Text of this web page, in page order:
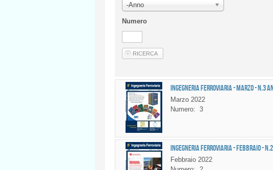
-Anno
Numero
Ingegneria Ferroviaria - MARZO - n.3
Marzo 2022
Numero: 3
Ingegneria Ferroviaria - FEBBRAIO -
Febbraio 2022